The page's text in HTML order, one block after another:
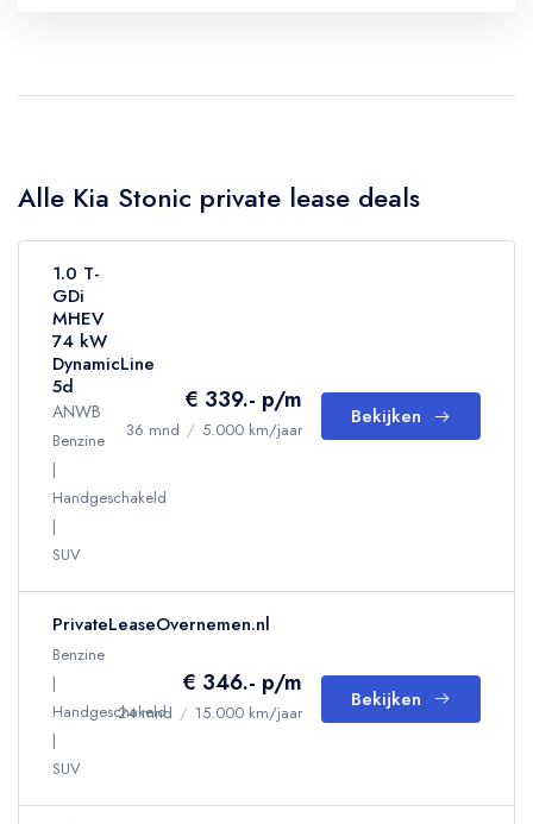
Alle Kia Stonic private lease deals
1.0 T-
GDi
MHEV
74 kW
DynamicLine
5d
ANWB
Benzine
Handgeschakeld
SUV
€ 339.- p/m
36 mnd / 5.000 km/jaar
Bekijken
PrivateLeaseOvernemen.nl
Benzine
Handgeschakeld
SUV
€ 346.- p/m
24 mnd / 15.000 km/jaar
Bekijken